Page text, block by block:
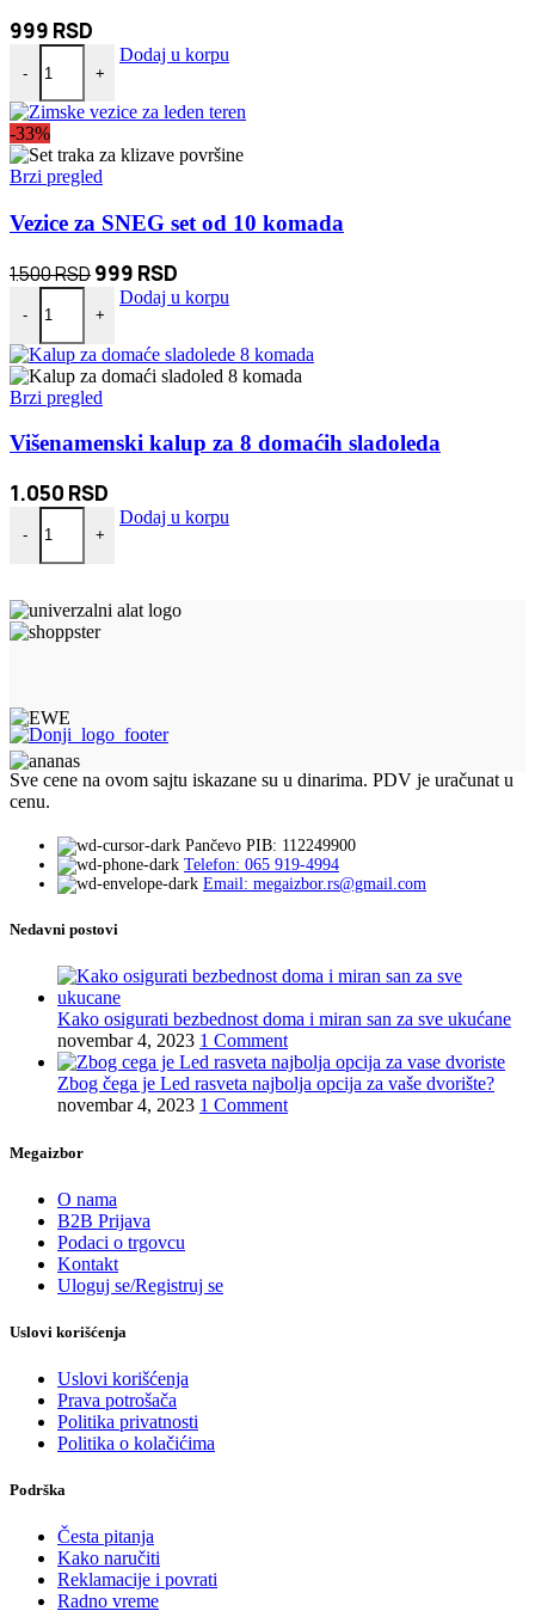
999 RSD
-
Univerzalni punjač za laptop 96W količina
+
Dodaj u korpu
-33%
Brzi pregled
Vezice za SNEG set od 10 komada
1.500RSDOriginalna
cena
je
bila:
1.500 RSD.
999 RSD
cena
999 RSD.
-
Vezice za SNEG set od 10 komada količina
+
Dodaj u korpu
Brzi pregled
Višenamenski kalup za 8 domaćih sladoleda
1.050 RSD
-
Višenamenski kalup za 8 domaćih sladoleda količina
+
Dodaj u korpu
Sve cene na ovom sajtu iskazane su u dinarima. PDV je uračunat u
cenu.
Pančevo PIB: 112249900
Telefon: 065 919-4994
Email: megaizbor.rs@gmail.com
Nedavni postovi
Kako osigurati bezbednost doma i miran san za sve ukućane
novembar 4, 2023 1 Comment
Zbog čega je Led rasveta najbolja opcija za vaše dvorište?
novembar 4, 2023 1 Comment
Megaizbor
O nama
B2B Prijava
Podaci o trgovcu
Kontakt
Uloguj se/Registruj se
Uslovi korišćenja
Uslovi korišćenja
Prava potrošača
Politika privatnosti
Politika o kolačićima
Podrška
Česta pitanja
Kako naručiti
Reklamacije i povrati
Radno vreme